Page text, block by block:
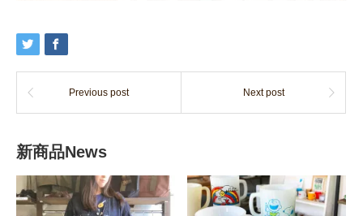
Previous post Next post
新商品News